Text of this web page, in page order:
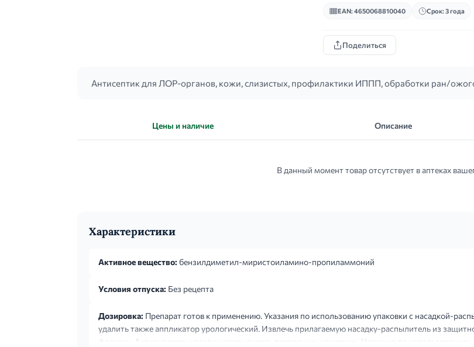
EAN: 4650068810040 Срок: 3 года
Поделиться
Антисептик для ЛОР-органов, кожи, слизистых, профилактики ИППП, обработки ран/
Цены и наличие Описание
В данный момент товар отсутствует в аптеках
Характеристики
Активное вещество: бензилдиметил-миристоиламино-пропиламмоний
Условия отпуска: Без рецепта
Дозировка: Препарат готов к применению. Указания по использованию упаковки с насадкой-
удалить также аппликатор урологический. Извлечь прилагаемую насадку-распылитель из
флакону. Активировать насадку-распылитель повторным нажатием. Указания по использованию